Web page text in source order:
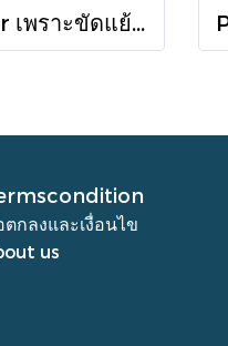
Pre-order เพราะขัดแย้งจึงเป็นประวัติศาสตร์ "ไทย-กัมพูชา" กับความสัมพันธ์หวานปนขม / มติชน
กลงและเงื่อนไข
us